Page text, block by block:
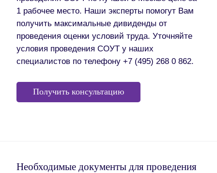
1 рабочее место. Наши эксперты помогут Вам
получить максимальные дивиденды от
проведения оценки условий труда. Уточняйте
условия проведения СОУТ у наших
специалистов по телефону +7 (495) 268 0 862.
Получить консультацию
Необходимые документы для проведения